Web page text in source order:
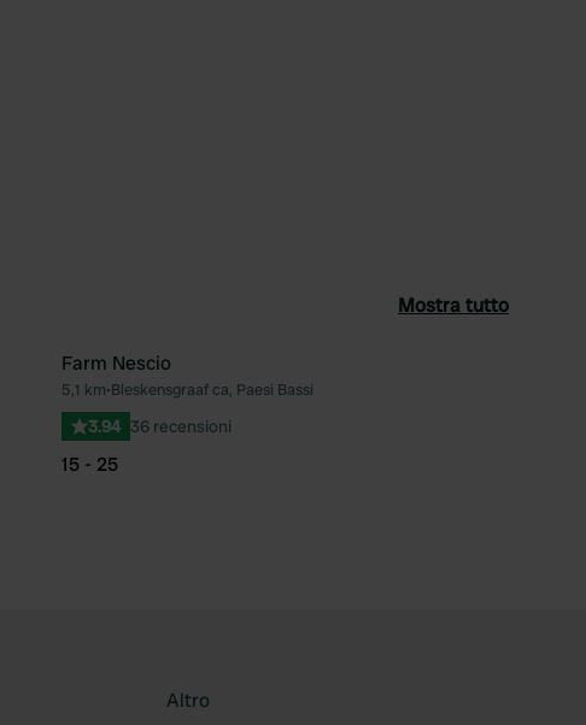
Mostra tutto
Preferito
Farm Nescio
5,1 km•Bleskensgraaf ca, Paesi Bassi
3.94 36 recensioni
15 - 25
Altro